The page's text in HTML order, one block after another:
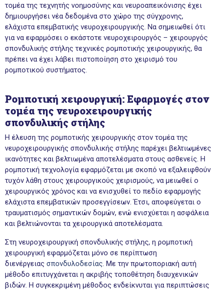
τομέα της τεχνητής νοημοσύνης και νευροαπεικόνισης έχει
δημιουργήσει νέα δεδομένα στο χώρο της σύγχρονης,
ελάχιστα επεμβατικής νευροχειρουργικής. Να σημειωθεί ότι
για να εφαρμόσει ο εκάστοτε νευροχειρουργός – χειρουργός
σπονδυλικής στήλης τεχνικές ρομποτικής χειρουργικής, θα
πρέπει να έχει λάβει πιστοποίηση στο χειρισμό του
ρομποτικού συστήματος.
Ρομποτική χειρουργική: Εφαρμογές στον
τομέα της νευροχειρουργικής
σπονδυλικής στήλης
Η έλευση της ρομποτικής χειρουργικής στον τομέα της
νευροχειρουργικής σπονδυλικής στήλης παρέχει βελτιωμένες
ικανότητες και βελτιωμένα αποτελέσματα στους ασθενείς. Η
ρομποτική τεχνολογία εφαρμόζεται με σκοπό να εξαλειφθούν
τυχόν λάθη στους χειρουργικούς χειρισμούς, να μειωθεί ο
χειρουργικός χρόνος και να ενισχυθεί το πεδίο εφαρμογής
ελάχιστα επεμβατικών προσεγγίσεων. Έτσι, αποφεύγεται ο
τραυματισμός σημαντικών δομών, ενώ ενισχύεται η ασφάλεια
και βελτιώνονται τα χειρουργικά αποτελέσματα.
Στη νευροχειρουργική σπονδυλικής στήλης, η ρομποτική
χειρουργική εφαρμόζεται μόνο σε περίπτωση
διενέργειας σπονδυλοδεσίας. Με την πρωτοποριακή αυτή
μέθοδο επιτυγχάνεται η ακριβής τοποθέτηση διαυχενικών
βιδών. Η συγκεκριμένη μέθοδος ενδείκνυται για περιπτώσεις